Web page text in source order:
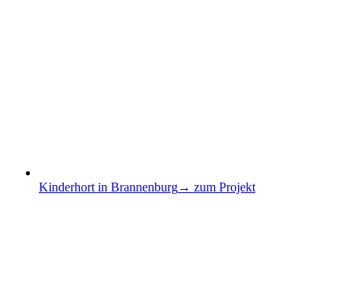
Kinderhort in Brannenburg→ zum Projekt